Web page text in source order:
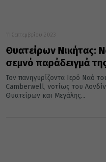
11 Σεπτεμβρίου 2023
Θυατείρων Νικήτας:
σεμνό παράδειγμά
Τον πανηγυρίζοντα Ιερό Ναό
Camberwell, νοτίως του
Θυατείρων και Μεγάλης...